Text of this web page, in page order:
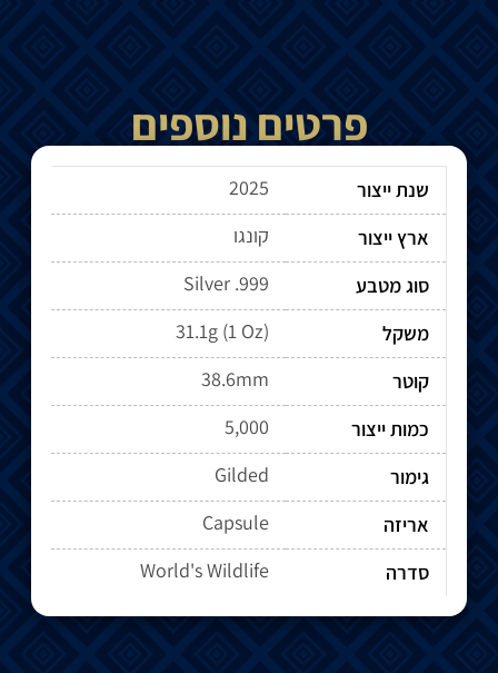
פרטים נוספים
שנת ייצור
2025
ארץ ייצור
קונגו
סוג מטבע
Silver .999
משקל
31.1g (1 Oz)
קוטר
38.6mm
כמות ייצור
5,000
גימור
Gilded
אריזה
Capsule
סדרה
World's Wildlife